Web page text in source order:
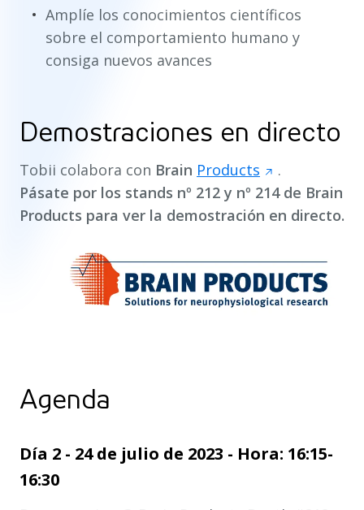
Amplíe los conocimientos científicos
sobre el comportamiento humano y
consiga nuevos avances
Demostraciones en directo
Tobii colabora con Brain Products
.
Pásate por los stands nº 212 y nº 214 de Brain
Products para ver la demostración en directo.
Agenda
Día 2 - 24 de julio de 2023 - Hora: 16:15-
16:30